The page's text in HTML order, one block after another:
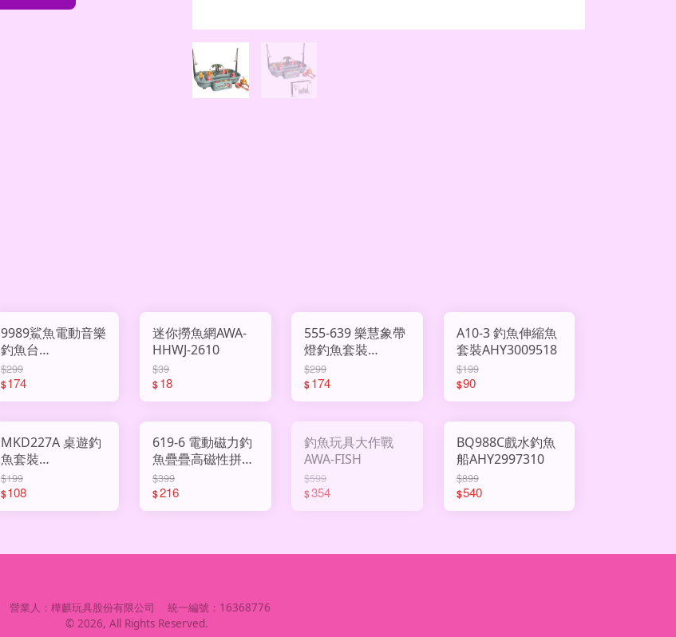
9989鯊魚電動音樂
釣魚台
AHY3010883
$299
$174
迷你撈魚網AWA-
HHWJ-2610
$39
$18
555-639 樂慧象帶
燈釣魚套裝
AHY3009611
$299
$174
A10-3 釣魚伸縮魚
套裝AHY3009518
$199
$90
MKD227A 桌遊釣
魚套裝
AHY3000121
$199
$108
619-6 電動磁力釣
魚疊疊高磁性拼裝
AHY2999513
$399
$216
釣魚玩具大作戰
AWA-FISH
$599
$354
BQ988C戲水釣魚
船AHY2997310
$899
$540
營業人： 樺麒玩具股份有限公司 統一編號： 16368776
© 2026, All Rights Reserved.